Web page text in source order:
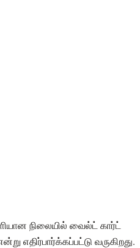
நிலையில் வைல்ட் கார்ட்
எதிர்பார்க்கப்பட்டு வருகிறது.